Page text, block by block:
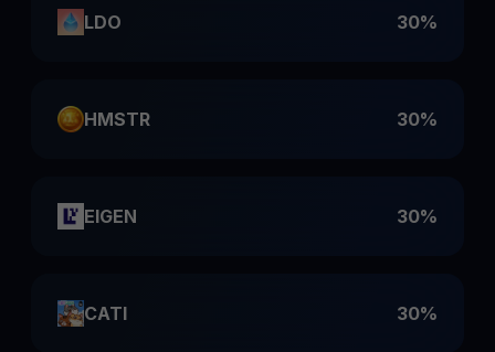
LDO 30%
HMSTR 30%
EIGEN 30%
CATI 30%